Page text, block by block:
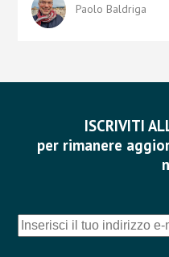
Paolo Baldriga
ISCRIVITI
per rimanere